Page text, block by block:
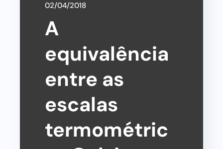
02/04/2018
A
equivalência
entre as
escalas
termométric